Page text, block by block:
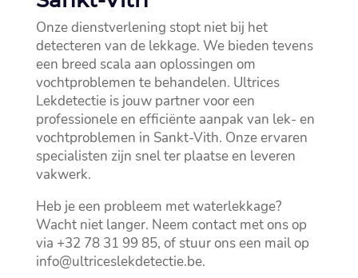
Onze dienstverlening stopt niet bij het
detecteren van de lekkage.​ We bieden tevens
een breed scala aan oplossingen om
vochtproblemen te behandelen.​ Ultrices
Lekdetectie is jouw partner voor een
professionele en efficiënte aanpak van lek- en
vochtproblemen in Sankt-Vith.​ Onze ervaren
specialisten zijn snel ter plaatse en leveren
vakwerk.​
Heb je een probleem met waterlekkage?
Wacht niet langer.​ Neem contact met ons op
via +32 78 31 99 85, of stuur ons een mail op
info@ultriceslekdetectie.​be.​